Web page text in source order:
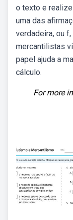
o texto e
uma das
verdadeira, ou
mercantilistas
papel ajuda a
cálculo.
For more